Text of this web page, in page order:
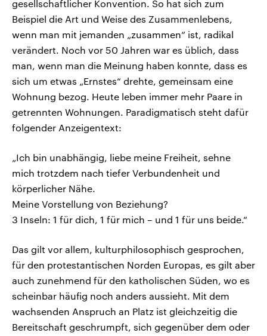
gesellschaftlicher Konvention. So hat sich zum
Beispiel die Art und Weise des Zusammenlebens,
wenn man mit jemanden „zusammen“ ist, radikal
verändert. Noch vor 50 Jahren war es üblich, dass
man, wenn man die Meinung haben konnte, dass es
sich um etwas „Ernstes“ drehte, gemeinsam eine
Wohnung bezog. Heute leben immer mehr Paare in
getrennten Wohnungen. Paradigmatisch steht dafür
folgender Anzeigentext:
„Ich bin unabhängig, liebe meine Freiheit, sehne
mich trotzdem nach tiefer Verbundenheit und
körperlicher Nähe.
Meine Vorstellung von Beziehung?
3 Inseln: 1 für dich, 1 für mich – und 1 für uns beide.“
Das gilt vor allem, kulturphilosophisch gesprochen,
für den protestantischen Norden Europas, es gilt aber
auch zunehmend für den katholischen Süden, wo es
scheinbar häufig noch anders aussieht. Mit dem
wachsenden Anspruch an Platz ist gleichzeitig die
Bereitschaft geschrumpft, sich gegenüber dem oder